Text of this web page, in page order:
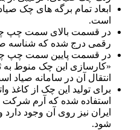
است.
رقمی درج شده که شناسه
در قسمت پایین سمت چپ
«کارسازی این چک منوط به
انتقال آن در سامانه
برای تولید این چک از کاغذ
استفاده شده که آرم شرکت
ایران نیز روی آن وجود
شود.